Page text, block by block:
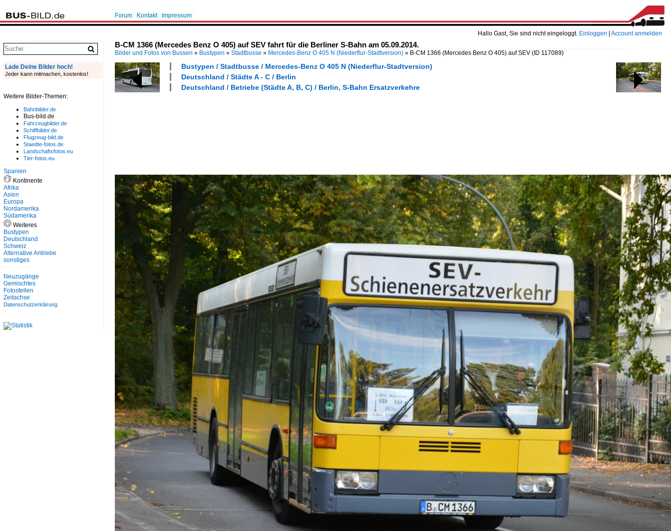
Hallo Gast, Sie sind nicht eingeloggt. Einloggen Account anmelden
Forum Kontakt Impressum
B-CM 1366 (Mercedes Benz O 405) auf SEV fahrt für die Berliner S-Bahn am 05.09.2014.
Bilder und Fotos von Bussen » Bustypen » Stadtbusse » Mercedes-Benz O 405 N (Niederflur-Stadtversion) » B-CM 1366 (Mercedes Benz O 405) auf SEV (ID 117089)
Bustypen / Stadtbusse / Mercedes-Benz O 405 N (Niederflur-Stadtversion)
Deutschland / Städte A - C / Berlin
Deutschland / Betriebe (Städte A, B, C) / Berlin, S-Bahn Ersatzverkehre
Lade Deine Bilder hoch!
Jeder kann mitmachen, kostenlos!
Weitere Bilder-Themen:
Bahnbilder.de
Bus-bild.de
Fahrzeugbilder.de
Schiffbilder.de
Flugzeug-bild.de
Staedte-fotos.de
Landschaftsfotos.eu
Tier-fotos.eu
Spanien
Kontinente
Afrika
Asien
Europa
Nordamerika
Südamerika
Weiteres
Bustypen
Deutschland
Schweiz
Alternative Antriebe
sonstiges
Neuzugänge
Gemischtes
Fotostellen
Zeitachse
Datenschutzerklärung